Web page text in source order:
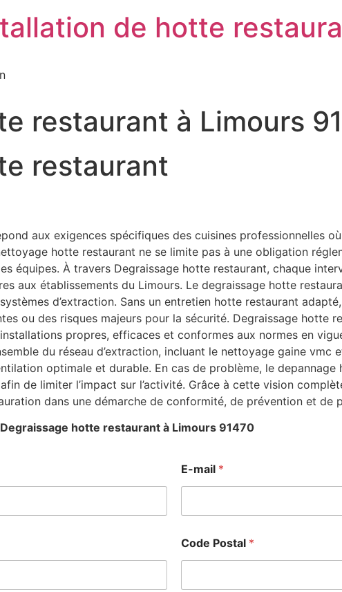
de hotte
restaurant à Limours
restaurant
aux exigences spécifiques des cuisines professionnelles
hotte restaurant ne se limite pas à une obligation
équipes. À travers Degraissage hotte restaurant, chaque
aux établissements du Limours. Le degraissage hotte
d’extraction. Sans un entretien hotte restaurant
ou des risques majeurs pour la sécurité. Degraissage hotte
propres, efficaces et conformes aux normes en
du réseau d’extraction, incluant le nettoyage gaine vmc
optimale et durable. En cas de problème, le
de limiter l’impact sur l’activité. Grâce à cette vision
dans une démarche de conformité, de prévention et de
Degraissage hotte restaurant à Limours 91470
E-mail *
Code Postal *